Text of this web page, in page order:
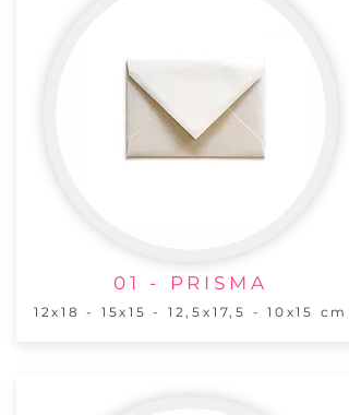
01 - PRISMA
12x18 - 15x15 - 12,5x17,5 - 10x15 cm